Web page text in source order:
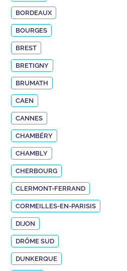
BORDEAUX
BOURGES
BREST
BRETIGNY
BRUMATH
CAEN
CANNES
CHAMBÉRY
CHAMBLY
CHERBOURG
CLERMONT-FERRAND
CORMEILLES-EN-PARISIS
DIJON
DRÔME SUD
DUNKERQUE